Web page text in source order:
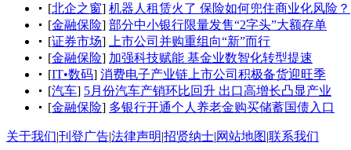
[北企之窗] 机器人租赁火了 保险如何兜住商业化风险？
[金融保险] 部分中小银行限量发售“2字头”大额存单
[证券市场]
上市公司并购重组向“新”而行
[金融保险] 加强科技赋能 基金业数智化转型提速
[IT•数码] 消费电子产业链上市公司积极备货迎旺季
[汽车] 5月份汽车产销环比回升 出口高增长凸显产业
[金融保险] 多银行开通个人养老金购买储蓄国债入口
关于我们|刊登广告|法律声明|招贤纳士|网站地图|联系我们